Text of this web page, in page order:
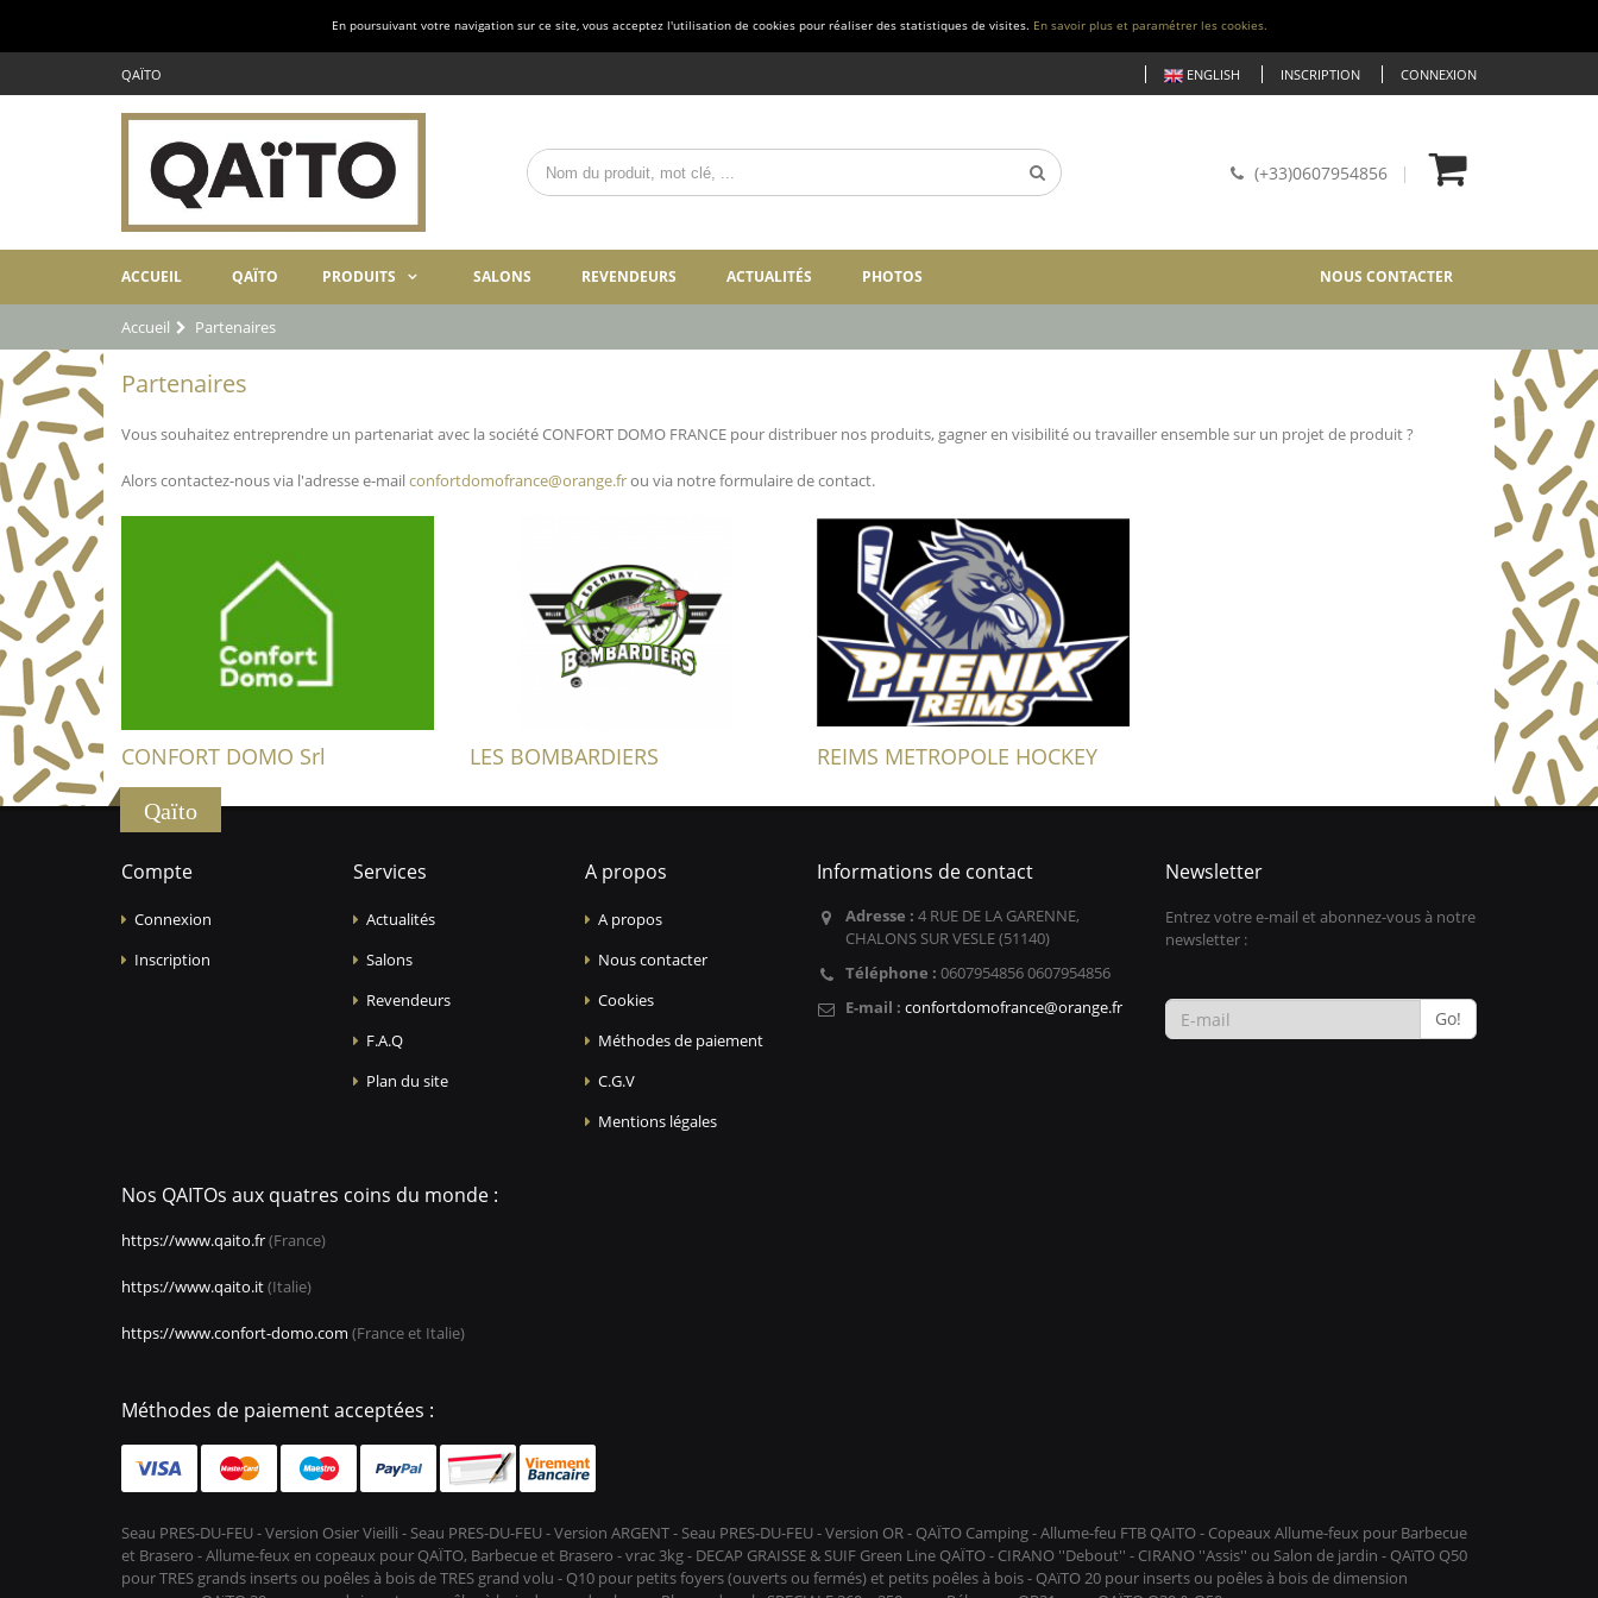
En poursuivant votre navigation sur ce site, vous acceptez l'utilisation de cookies pour réaliser des statistiques de visites. En savoir plus et paramétrer les cookies.
QAÏTO ENGLISH INSCRIPTION CONNEXION
(+33)0607954856
ACCUEIL QAÏTO PRODUITS SALONS REVENDEURS ACTUALITÉS PHOTOS NOUS CONTACTER
Accueil Partenaires
Partenaires
Vous souhaitez entreprendre un partenariat avec la société CONFORT DOMO FRANCE pour distribuer nos produits, gagner en visibilité ou travailler ensemble sur un projet de produit ?
Alors contactez-nous via l'adresse e-mailconfortdomofrance@orange.frou via notre formulaire de contact.
CONFORT DOMO Srl LES BOMBARDIERS REIMS METROPOLE HOCKEY
Qaïto
Compte
Connexion
Inscription
Services
Actualités
Salons
Revendeurs
F.A.Q
Plan du site
A propos
A propos
Nous contacter
Cookies
Méthodes de paiement
C.G.V
Mentions légales
Informations de contact
Adresse : 4 RUE DE LA GARENNE,
CHALONS SUR VESLE (51140)
Téléphone : 0607954856 0607954856
E-mail : confortdomofrance@orange.fr
Newsletter
Entrez votre e-mail et abonnez-vous à notre
newsletter :
Go!
Nos QAITOs aux quatres coins du monde :
https://www.qaito.fr(France)
https://www.qaito.it(Italie)
https://www.confort-domo.com (France et Italie)
Méthodes de paiement acceptées :
Seau PRES-DU-FEU - Version Osier Vieilli - Seau PRES-DU-FEU - Version ARGENT - Seau PRES-DU-FEU - Version OR - QAÏTO Camping - Allume-feu FTB QAITO - Copeaux Allume-feux pour Barbecue
et Brasero - Allume-feux en copeaux pour QAÏTO, Barbecue et Brasero - vrac 3kg - DECAP GRAISSE & SUIF Green Line QAÏTO - CIRANO ''Debout'' - CIRANO ''Assis'' ou Salon de jardin - QAïTO Q50
pour TRES grands inserts ou poêles à bois de TRES grand volu - Q10 pour petits foyers (ouverts ou fermés) et petits poêles à bois - QAïTO 20 pour inserts ou poêles à bois de dimension